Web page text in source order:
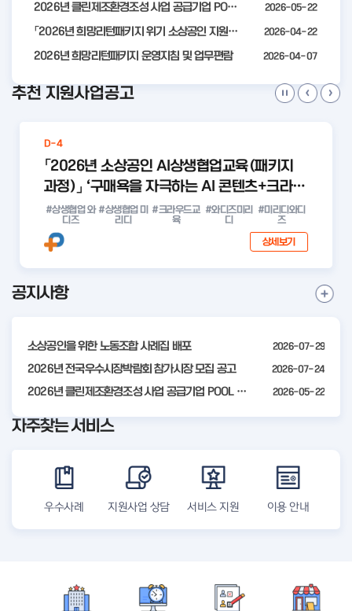
2026년 클린제조환경조성 사업 공급기업 POOL 안내 2026-05-22
「2026년 희망리턴패키지 위기 소상공인 지원」모집 통합 2차 수정 공고 2026-04-22
2026년 희망리턴패키지 운영지침 및 업무편람 2026-04-07
추천 지원사업공고
D-4
「2026년 소상공인 AI상생협업교육(패키지
과정)」 ‘구매욕을 자극하는 AI 콘텐츠+크라우
드 펀딩 실전 with 미리디&와디즈’ 참여 소상
공인 모집 공고
#상생협업 와
디즈
#상생협업 미
리디
#크라우드교
육
#와디즈미리
디
#미리디와디
즈
상세보기
I
4
공지사항
소상공인을 위한 노동조합 사례집 배포 2026-07-29
2026년 전국우수시장박람회 참가시장 모집 공고 2026-07-24
2026년 클린제조환경조성 사업 공급기업 POOL 안내 2026-05-22
공
항
보
기
자주찾는 서비스
우수사례 지원사업 상담 서비스 지원 이용 안내